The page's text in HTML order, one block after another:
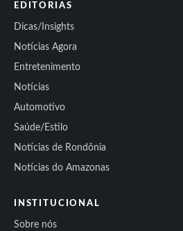
EDITORIAS
Dicas/Insights
Notícias Agora
Entretenimento
Notícias
Automotivo
Saúde/Estilo
Notícias de Rondônia
Notícias do Amazonas
INSTITUCIONAL
Sobre nós